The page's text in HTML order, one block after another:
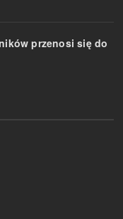
przenosi się do